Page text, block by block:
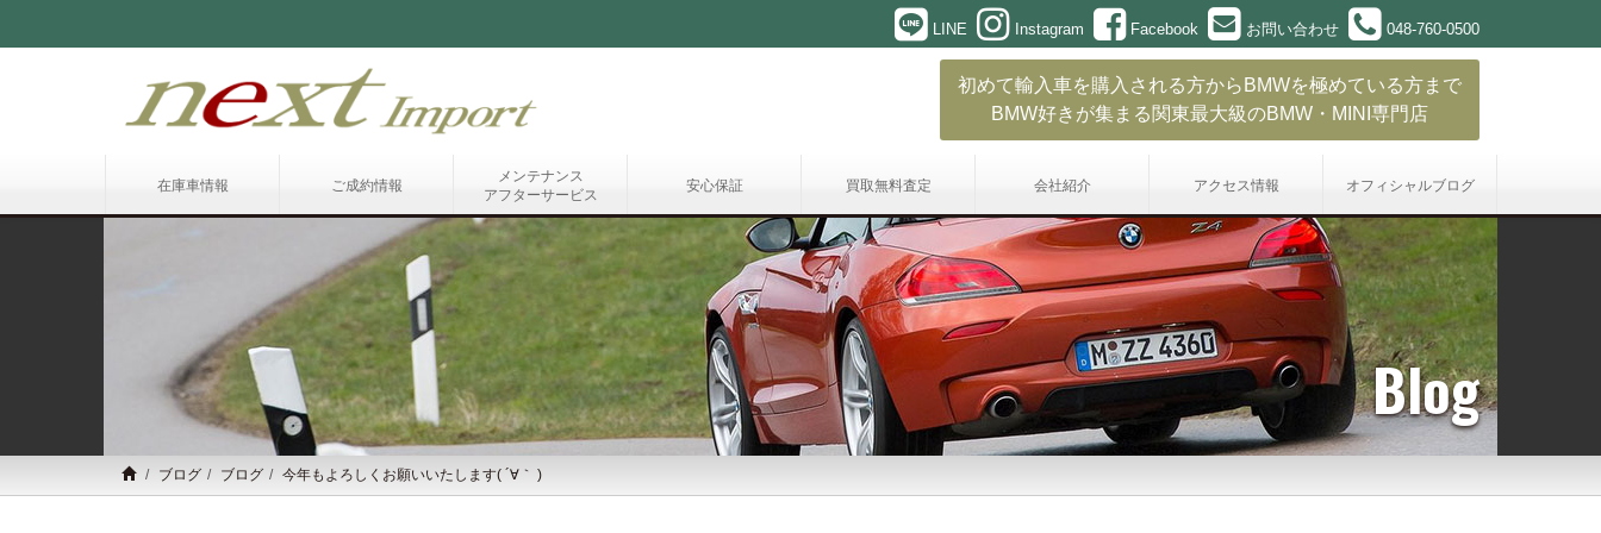
LINE Instagram Facebook お問い合わせ 048-760-0500
初めて輸入車を購入される方からBMWを極めている方まで
BMW好きが集まる関東最大級のBMW・MINI専門店
在庫車情報 ご成約情報
メンテナンス
アフターサービス
安心保証 買取無料査定 会社紹介 アクセス情報 オフィシャルブログ
Blog
ブログ ブログ 今年もよろしくお願いいたします( ´∀｀ )